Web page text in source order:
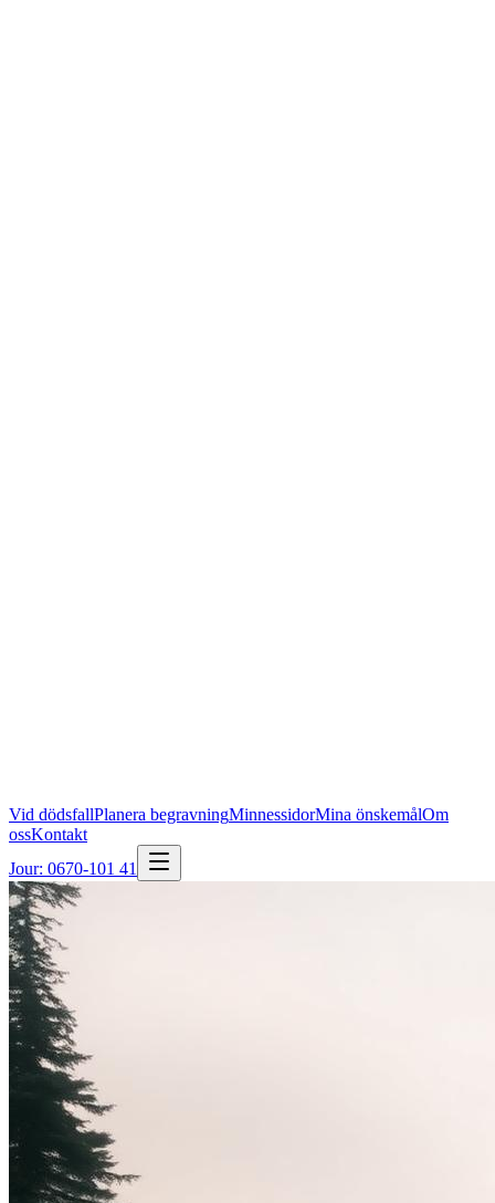
Vid dödsfallPlanera begravningMinnessidorMina önskemålOm
ossKontakt
Jour: 0670-101 41